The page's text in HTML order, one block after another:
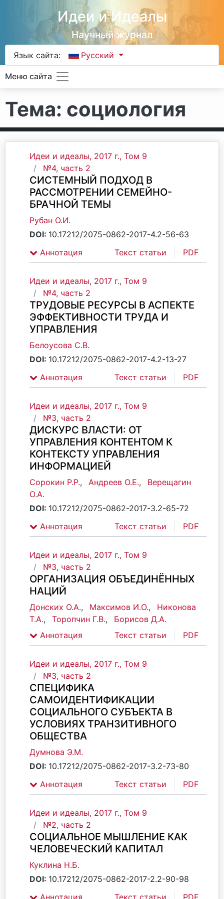
Идеи и Идеалы
Научный журнал
Язык сайта: Русский
Меню сайта
Тема: социология
Идеи и идеалы, 2017 г., Том 9
№4, часть 2
СИСТЕМНЫЙ ПОДХОД В
РАССМОТРЕНИИ СЕМЕЙНО-
БРАЧНОЙ ТЕМЫ
Рубан О.И.
DOI: 10.17212/2075-0862-2017-4.2-56-63
Аннотация
Текст статьи PDF
Идеи и идеалы, 2017 г., Том 9
№4, часть 2
ТРУДОВЫЕ РЕСУРСЫ В АСПЕКТЕ
ЭФФЕКТИВНОСТИ ТРУДА И
УПРАВЛЕНИЯ
Белоусова С.В.
DOI: 10.17212/2075-0862-2017-4.2-13-27
Аннотация
Текст статьи PDF
Идеи и идеалы, 2017 г., Том 9
№3, часть 2
ДИСКУРС ВЛАСТИ: ОТ
УПРАВЛЕНИЯ КОНТЕНТОМ К
КОНТЕКСТУ УПРАВЛЕНИЯ
ИНФОРМАЦИЕЙ
Сорокин Р.Р., Андреев О.Е.,
Верещагин
О.А.
DOI: 10.17212/2075-0862-2017-3.2-65-72
Аннотация
Текст статьи PDF
Идеи и идеалы, 2017 г., Том 9
№3, часть 2
ОРГАНИЗАЦИЯ ОБЪЕДИНЁННЫХ
НАЦИЙ
Донских О.А., Максимов И.О.,
Никонова
Т.А., Торопчин Г.В.,
Борисов Д.А.
Аннотация
Текст статьи PDF
Идеи и идеалы, 2017 г., Том 9
№3, часть 2
СПЕЦИФИКА
САМОИДЕНТИФИКАЦИИ
СОЦИАЛЬНОГО СУБЪЕКТА В
УСЛОВИЯХ ТРАНЗИТИВНОГО
ОБЩЕСТВА
Думнова Э.М.
DOI: 10.17212/2075-0862-2017-3.2-73-80
Аннотация
Текст статьи PDF
Идеи и идеалы, 2017 г., Том 9
№2, часть 2
СОЦИАЛЬНОЕ МЫШЛЕНИЕ КАК
ЧЕЛОВЕЧЕСКИЙ КАПИТАЛ
Куклина Н.Б.
DOI: 10.17212/2075-0862-2017-2.2-90-98
Аннотация
Текст статьи PDF